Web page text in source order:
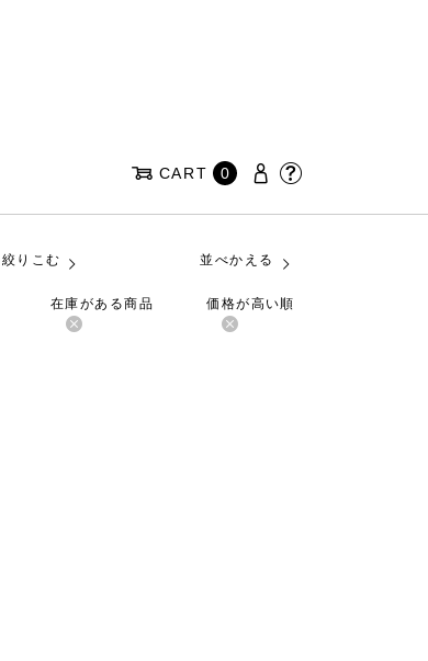
CART 0
絞りこむ 並べかえる
在庫がある商品 価格が高い順